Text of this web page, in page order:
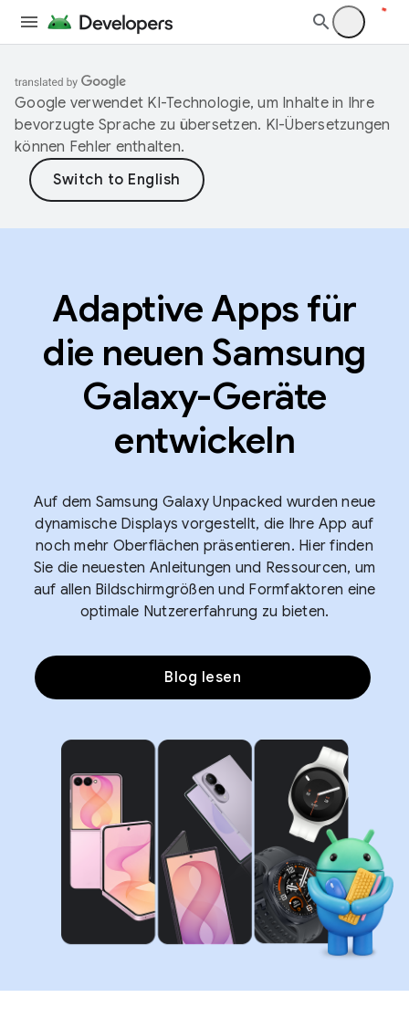
Google verwendet KI-Technologie, um Inhalte in Ihre
bevorzugte Sprache zu übersetzen. KI-Übersetzungen
können Fehler enthalten.
Adaptive Apps für
die neuen Samsung
Galaxy-Geräte
entwickeln
Auf dem Samsung Galaxy Unpacked wurden neue
dynamische Displays vorgestellt, die Ihre App auf
noch mehr Oberflächen präsentieren. Hier finden
Sie die neuesten Anleitungen und Ressourcen, um
auf allen Bildschirmgrößen und Formfaktoren eine
optimale Nutzererfahrung zu bieten.
Blog lesen